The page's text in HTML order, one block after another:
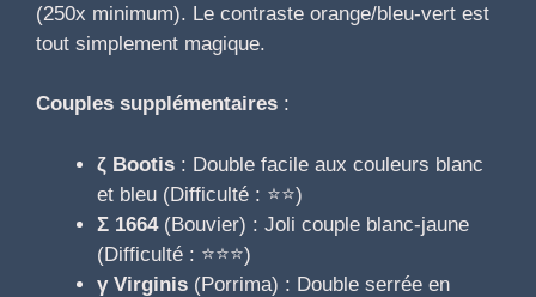
(250x minimum). Le contraste orange/bleu-vert est
tout simplement magique.
Couples supplémentaires :
ζ Bootis : Double facile aux couleurs blanc
et bleu (Difficulté : ⭐⭐)
Σ 1664(Bouvier) : Joli couple blanc-jaune
(Difficulté : ⭐⭐⭐)
γ Virginis (Porrima) : Double serrée en